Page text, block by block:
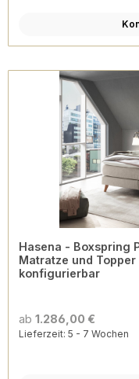
Hasena - Boxspring PRONTO Beatriz | inkl.
Matratze und
konfigurierbar
ab 1.286,00 €
Lieferzeit: 5 - 7 Wochen